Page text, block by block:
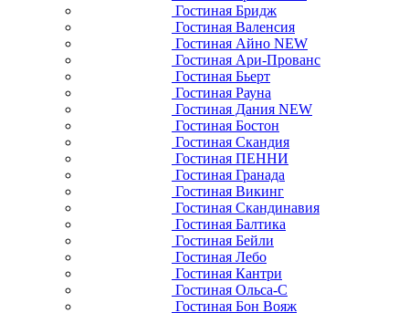
Гостиная Бридж
Гостиная Валенсия
Гостиная Айно NEW
Гостиная Ари-Прованс
Гостиная Бьерт
Гостиная Рауна
Гостиная Дания NEW
Гостиная Бостон
Гостиная Скандия
Гостиная ПЕННИ
Гостиная Гранада
Гостиная Викинг
Гостиная Скандинавия
Гостиная Балтика
Гостиная Бейли
Гостиная Лебо
Гостиная Кантри
Гостиная Ольса-С
Гостиная Бон Вояж